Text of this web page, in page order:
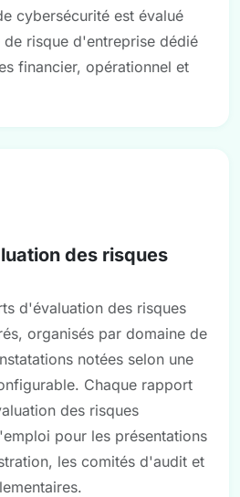
cybersécurité est évalué
risque d'entreprise dédié
financier, opérationnel et
des risques
d'évaluation des risques
organisés par domaine de
notées selon une
Chaque rapport
des risques
pour les présentations
les comités d'audit et